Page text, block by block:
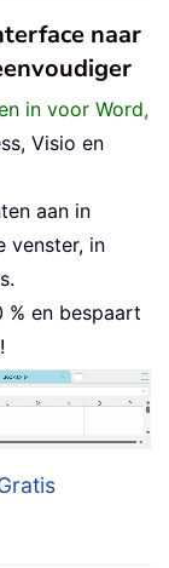
naar
in voor Word,
Visio en
aan in
venster, in
en bespaart